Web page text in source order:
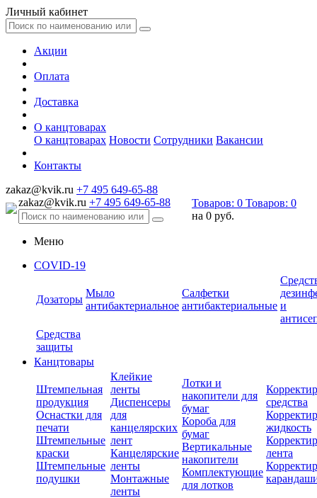
Личный кабинет
Акции
Оплата
Доставка
О канцтоварах
О канцтоварах Новости Сотрудники Вакансии
Контакты
zakaz@kvik.ru +7 495 649-65-88
zakaz@kvik.ru +7 495 649-65-88 Товаров: 0 Товаров: 0
на 0 руб.
Меню
COVID-19
Дозаторы
Мыло
антибактериальное
Салфетки
антибактериальные и
Средства
защиты
Канцтовары
Штемпельная
продукция
Оснастки для
печати
Штемпельные
краски
Штемпельные
подушки
Клейкие
ленты
Диспенсеры
для
канцелярских
лент
Канцелярские
ленты
Монтажные
ленты
Лотки и
накопители для
бумаг
Короба для
бумаг
Вертикальные
накопители
Комплектующие
для лотков
средства
жидкость
лента